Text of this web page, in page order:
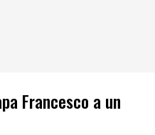
Francesco a un